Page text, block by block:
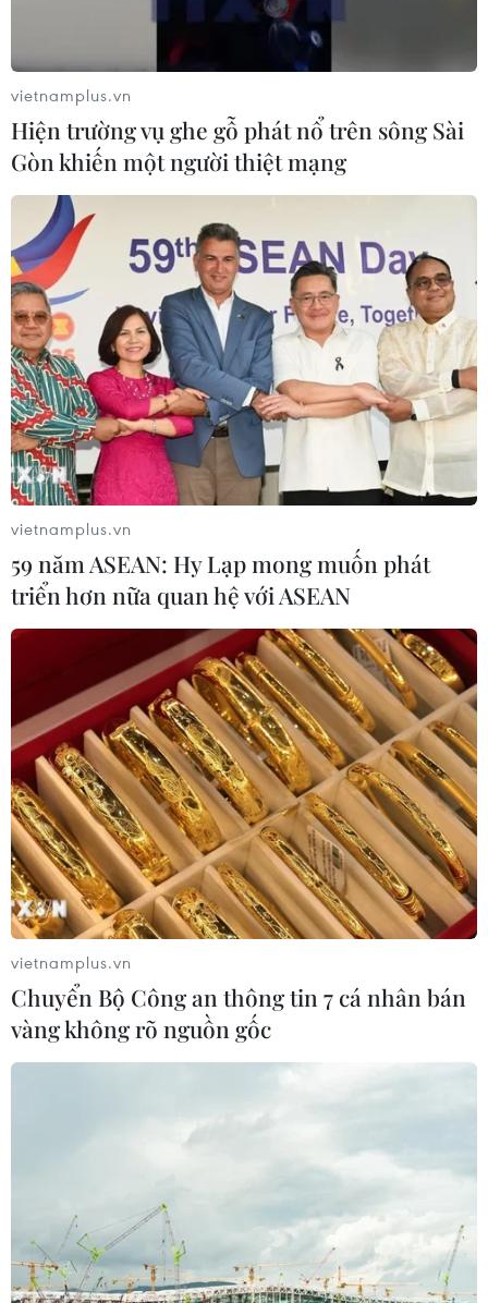
TIN CÙNG CHUYÊN MỤC
hướng sang người cao tuổi
08/08/2026 15:01
vietnamplus.vn
Hiện trường vụ ghe gỗ phát nổ trên sông Sài
Gòn khiến một người thiệt mạng
vietnamplus.vn
59 năm ASEAN: Hy Lạp mong muốn phát
triển hơn nữa quan hệ với ASEAN
vietnamplus.vn
Chuyển Bộ Công an thông tin 7 cá nhân bán
vàng không rõ nguồn gốc